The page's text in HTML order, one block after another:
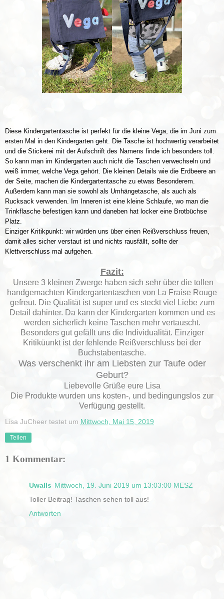
Diese Kindergartentasche ist perfekt für die kleine Vega, die im Juni zum
ersten Mal in den Kindergarten geht. Die Tasche ist hochwertig verarbeitet
und die Stickerei mit der Aufschrift des Namens finde ich besonders toll.
So kann man im Kindergarten auch nicht die Taschen verwechseln und
weiß immer, welche Vega gehört. Die kleinen Details wie die Erdbeere an
der Seite, machen die Kindergartentasche zu etwas Besonderem.
Außerdem kann man sie sowohl als Umhängetasche, als auch als
Rucksack verwenden. Im Inneren ist eine kleine Schlaufe, wo man die
Trinkflasche befestigen kann und daneben hat locker eine Brotbüchse
Platz.
Einziger Kritikpunkt: wir würden uns über einen Reißverschluss freuen,
damit alles sicher verstaut ist und nichts rausfällt, sollte der
Klettverschluss mal aufgehen.
Fazit:
Unsere 3 kleinen Zwerge haben sich sehr über die tollen
handgemachten Kindergartentaschen von La Fraise Rouge
gefreut. Die Qualität ist super und es steckt viel Liebe zum
Detail dahinter. Da kann der Kindergarten kommen und es
werden sicherlich keine Taschen mehr vertauscht.
Besonders gut gefällt uns die Individualität. Einziger
Kritiküunkt ist der fehlende Reißverschluss bei der
Buchstabentasche.
Was verschenkt ihr am Liebsten zur Taufe oder
Geburt?
Liebevolle Grüße eure Lisa
Die Produkte wurden uns kosten-, und bedingungslos zur
Verfügung gestellt.
Lisa JuCheer testet um Mittwoch, Mai 15, 2019
Teilen
1 Kommentar:
Uwalls Mittwoch, 19. Juni 2019 um 13:03:00 MESZ
Toller Beitrag! Taschen sehen toll aus!
Antworten